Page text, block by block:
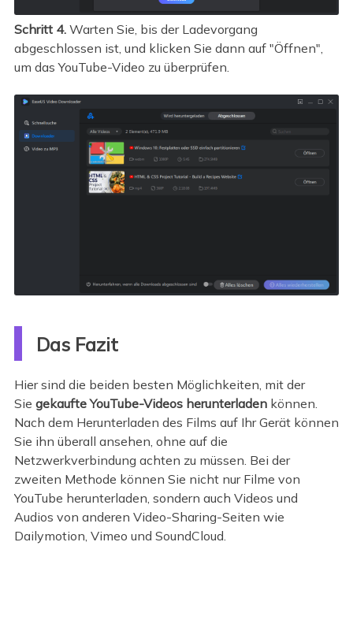
Schritt 4. Warten Sie, bis der Ladevorgang
abgeschlossen ist, und klicken Sie dann auf "Öffnen",
um das YouTube-Video zu überprüfen.
Das Fazit
Hier sind die beiden besten Möglichkeiten, mit der
Sie gekaufte YouTube-Videos herunterladenkönnen.
Nach dem Herunterladen des Films auf Ihr Gerät können
Sie ihn überall ansehen, ohne auf die
Netzwerkverbindung achten zu müssen. Bei der
zweiten Methode können Sie nicht nur Filme von
YouTube herunterladen, sondern auch Videos und
Audios von anderen Video-Sharing-Seiten wie
Dailymotion, Vimeo und SoundCloud.